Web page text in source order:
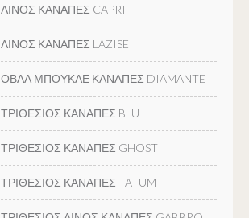
ΛΙΝΟΣ ΚΑΝΑΠΕΣ CAPRI
ΛΙΝΟΣ ΚΑΝΑΠΕΣ LAZISE
ΟΒΑΛ ΜΠΟΥΚΛΕ ΚΑΝΑΠΕΣ DIAMANTE
ΤΡΙΘΕΣΙΟΣ ΚΑΝΑΠΕΣ BLU
ΤΡΙΘΕΣΙΟΣ ΚΑΝΑΠΕΣ GHOST
ΤΡΙΘΕΣΙΟΣ ΚΑΝΑΠΕΣ TATUM